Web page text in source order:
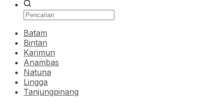
Batam
Bintan
Karimun
Anambas
Natuna
Lingga
Tanjungpinang